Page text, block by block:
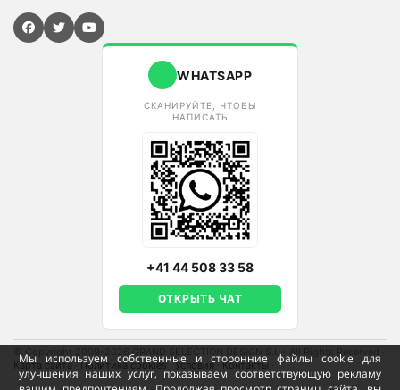
Мы используем собственные и сторонние файлы cookie для
улучшения наших услуг, показываем соответствующую рекламу
WHATSAPP
СКАНИРУЙТЕ, ЧТОБЫ
НАПИСАТЬ
+41 44 508 33 58
ОТКРЫТЬ ЧАТ
© Copyright 2009-2026 GRAND SELECTION DESIGN S.L - All Rights Reserved
Карта сайта·Политика cookies ·Условия· Контакты